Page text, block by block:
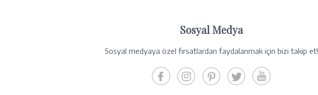
Sosyal Medya
Sosyal medyaya özel fırsatlardan faydalanmak için bizi takip et!